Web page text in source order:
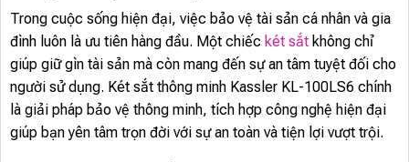
Trong cuộc sống hiện đại, việc bảo vệ tài sản cá nhân và gia
đình luôn là ưu tiên hàng đầu. Một chiếc két sắt không chỉ
giúp giữ gìn tài sản mà còn mang đến sự an tâm tuyệt đối cho
người sử dụng. Két sắt thông minh Kassler KL-100LS6 chính
là giải pháp bảo vệ thông minh, tích hợp công nghệ hiện đại
giúp bạn yên tâm trọn đời với sự an toàn và tiện lợi vượt trội.